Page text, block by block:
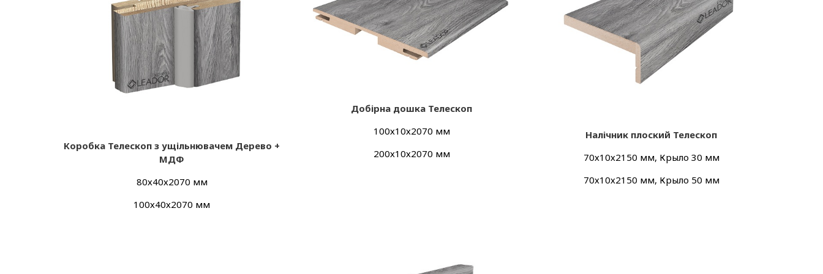
Коробка Телескоп з ущільнювачем Дерево +
МДФ
80х40х2070 мм
100х40х2070 мм
Добірна дошка Телескоп
100х10х2070 мм
200х10х2070 мм
Налічник плоский Телескоп
70х10х2150 мм, Крыло 30 мм
70х10х2150 мм, Крыло 50 мм